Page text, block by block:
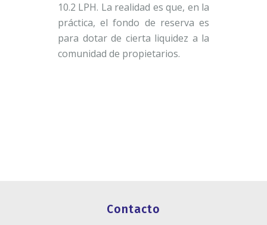
10.2 LPH. La realidad es que, en la
práctica, el fondo de reserva es
para dotar de cierta liquidez a la
comunidad de propietarios.
Contacto